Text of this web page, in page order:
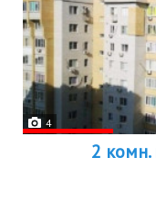
4
2 комн.